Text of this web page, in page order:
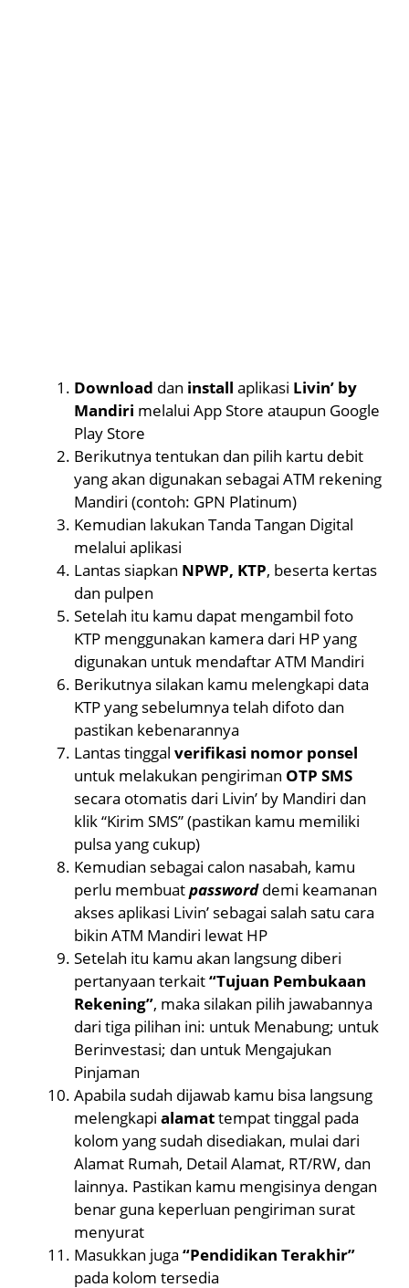
Download dan install aplikasi Livin’ by
Mandiri melalui App Store ataupun Google
Play Store
Berikutnya tentukan dan pilih kartu debit
yang akan digunakan sebagai ATM rekening
Mandiri (contoh: GPN Platinum)
Kemudian lakukan Tanda Tangan Digital
melalui aplikasi
Lantas siapkan NPWP, KTP, beserta kertas
dan pulpen
Setelah itu kamu dapat mengambil foto
KTP menggunakan kamera dari HP yang
digunakan untuk mendaftar ATM Mandiri
Berikutnya silakan kamu melengkapi data
KTP yang sebelumnya telah difoto dan
pastikan kebenarannya
Lantas tinggal verifikasi nomor ponsel
untuk melakukan pengiriman OTP SMS
secara otomatis dari Livin’ by Mandiri dan
klik “Kirim SMS” (pastikan kamu memiliki
pulsa yang cukup)
Kemudian sebagai calon nasabah, kamu
perlu membuatpassworddemi keamanan
akses aplikasi Livin’ sebagai salah satu cara
bikin ATM Mandiri lewat HP
Setelah itu kamu akan langsung diberi
pertanyaan terkait“Tujuan Pembukaan
Rekening”, maka silakan pilih jawabannya
dari tiga pilihan ini: untuk Menabung; untuk
Berinvestasi; dan untuk Mengajukan
Pinjaman
Apabila sudah dijawab kamu bisa langsung
melengkapi alamattempat tinggal pada
kolom yang sudah disediakan, mulai dari
Alamat Rumah, Detail Alamat, RT/RW, dan
lainnya. Pastikan kamu mengisinya dengan
benar guna keperluan pengiriman surat
menyurat
Masukkan juga “Pendidikan Terakhir”
pada kolom tersedia